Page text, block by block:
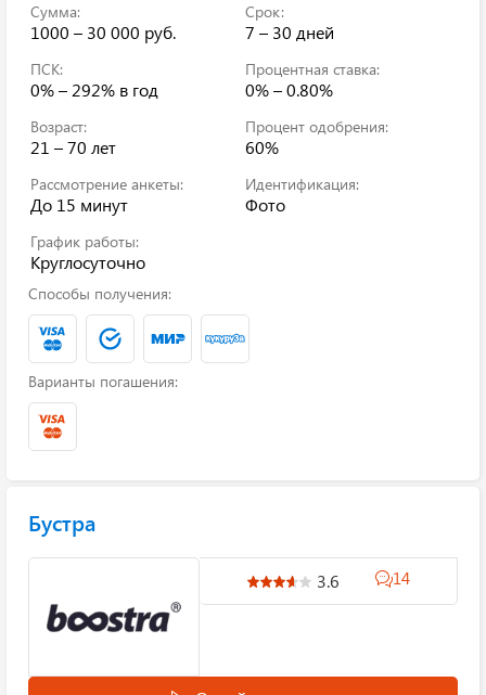
Сумма:
1000 – 30 000 руб.
Срок:
7 – 30 дней
ПСК:
0% – 292% в год
Процентная ставка:
0% – 0.80%
Возраст:
21 – 70 лет
Процент одобрения:
60%
Рассмотрение анкеты:
До 15 минут
Идентификация:
Фото
График работы:
Круглосуточно
Способы получения:
Варианты погашения:
Бустра
3.6 14